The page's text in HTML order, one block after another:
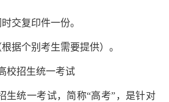
复印件一份。
个别考生需要提供）。
招生统一考试
统一考试，简称“高考”，是针对